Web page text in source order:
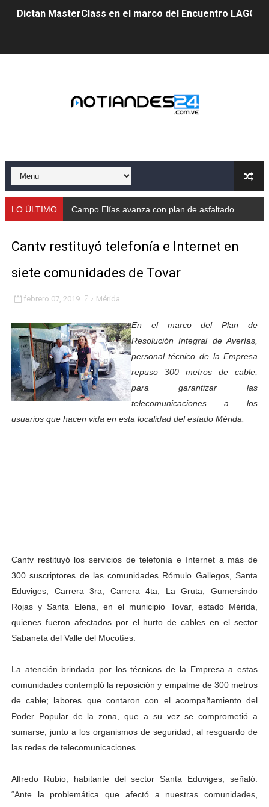
Dictan MasterClass en el marco del Encuentro LAGO
Gobernador Arnaldo Sánchez apadrina a más de 993
Mérida fortalece su reserva deportiva de cara a
Gobernación de Mérida instalará mesa de trabajo con
Fundecem ofrece taller de bordado en punto de cruz
Hospital universitario muestra sus avances en visita
Instituto Nacional de Nutrición celebra Semana
Gobernación de Mérida fortalece el desarrollo
Corposalud inició talleres para aspirantes al curso de
El Lactario del Iahula celebra la Semana Mundial de la
Plan Vacacional "Venezuela Ríe 2026" brinda
Iniciación al yoga reúne a diversos clubes deportivos
Mincomunas impulsa el autogobierno en Mérida con
Expertos inspeccionan espacios del OAN para la
LO ÚLTIMO Campo Elías avanza con plan de asfaltado
Cantv restituyó telefonía e Internet en
siete comunidades de Tovar
febrero 07, 2019 Mérida
En el marco del Plan de
Resolución Integral de Averías,
personal técnico de la Empresa
repuso 300 metros de cable,
para garantizar las
telecomunicaciones a los
usuarios que hacen vida en esta localidad del estado Mérida.
Cantv restituyó los servicios de telefonía e Internet a más de
300 suscriptores de las comunidades Rómulo Gallegos, Santa
Eduviges, Carrera 3ra, Carrera 4ta, La Gruta, Gumersindo
Rojas y Santa Elena, en el municipio Tovar, estado Mérida,
quienes fueron afectados por el hurto de cables en el sector
Sabaneta del Valle del Mocotíes.
La atención brindada por los técnicos de la Empresa a estas
comunidades contempló la reposición y empalme de 300 metros
de cable; labores que contaron con el acompañamiento del
Poder Popular de la zona, que a su vez se comprometió a
sumarse, junto a los organismos de seguridad, al resguardo de
las redes de telecomunicaciones.
Alfredo Rubio, habitante del sector Santa Eduviges, señaló:
“Ante la problemática que afectó a nuestras comunidades,